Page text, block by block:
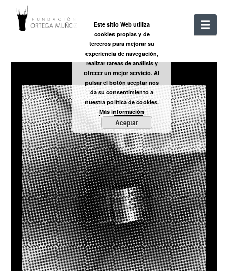
ORTEGA
MUÑOZ
Este sitio Web utiliza
cookies propias y de
terceros para mejorar su
experiencia de navegación,
realizar tareas de análisis y
ofrecer un mejor servicio. Al
pulsar el botón aceptar nos
da su consentimiento a
nuestra política de cookies.
Más información
Aceptar